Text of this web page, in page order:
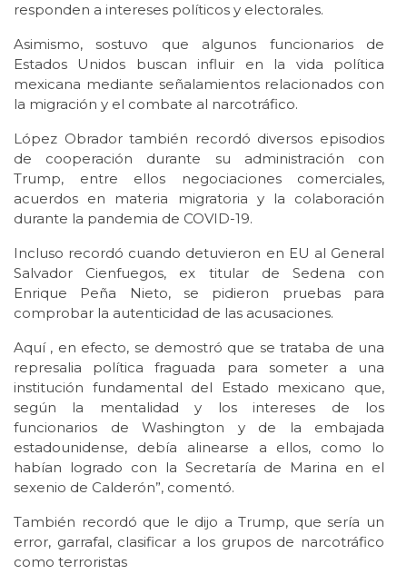
responden a intereses políticos y electorales.
Asimismo, sostuvo que algunos funcionarios de
Estados Unidos buscan influir en la vida política
mexicana mediante señalamientos relacionados con
la migración y el combate al narcotráfico.
López Obrador también recordó diversos episodios
de cooperación durante su administración con
Trump, entre ellos negociaciones comerciales,
acuerdos en materia migratoria y la colaboración
durante la pandemia de COVID-19.
Incluso recordó cuando detuvieron en EU al General
Salvador Cienfuegos, ex titular de Sedena con
Enrique Peña Nieto, se pidieron pruebas para
comprobar la autenticidad de las acusaciones.
Aquí , en efecto, se demostró que se trataba de una
represalia política fraguada para someter a una
institución fundamental del Estado mexicano que,
según la mentalidad y los intereses de los
funcionarios de Washington y de la embajada
estadounidense, debía alinearse a ellos, como lo
habían logrado con la Secretaría de Marina en el
sexenio de Calderón”, comentó.
También recordó que le dijo a Trump, que sería un
error, garrafal, clasificar a los grupos de narcotráfico
como terroristas